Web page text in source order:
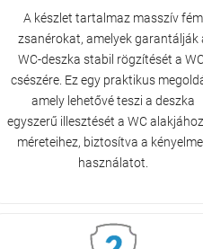
A készlet tartalmaz masszív fém
zsanérokat, amelyek garantálják
WC-deszka stabil rögzítését a
csészére. Ez egy praktikus
amely lehetővé teszi a deszka
egyszerű illesztését a WC
méreteihez, biztosítva a
használatot.